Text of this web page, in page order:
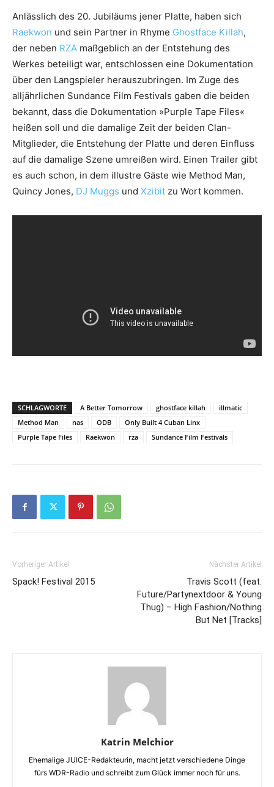
Anlässlich des 20. Jubiläums jener Platte, haben sich
Raekwon und sein Partner in Rhyme Ghostface Killah,
der neben RZA maßgeblich an der Entstehung des
Werkes beteiligt war, entschlossen eine Dokumentation
über den Langspieler herauszubringen. Im Zuge des
alljährlichen Sundance Film Festivals gaben die beiden
bekannt, dass die Dokumentation »Purple Tape Files«
heißen soll und die damalige Zeit der beiden Clan-
Mitglieder, die Entstehung der Platte und deren Einfluss
auf die damalige Szene umreißen wird. Einen Trailer gibt
es auch schon, in dem illustre Gäste wie Method Man,
Quincy Jones, DJ Muggs und Xzibit zu Wort kommen.
SCHLAGWORTE A Better Tomorrow ghostface killah
illmatic
Method Man
nas ODB
Only Built 4 Cuban Linx
Purple Tape Files
Raekwon rza Sundance Film Festivals
Vorheriger Artikel
Spack! Festival 2015
Nächster Artikel
Travis Scott (feat.
Future/Partynextdoor & Young
Thug) – High Fashion/Nothing
But Net [Tracks]
Katrin Melchior
Ehemalige JUICE-Redakteurin, macht jetzt verschiedene Dinge
fürs WDR-Radio und schreibt zum Glück immer noch für uns.